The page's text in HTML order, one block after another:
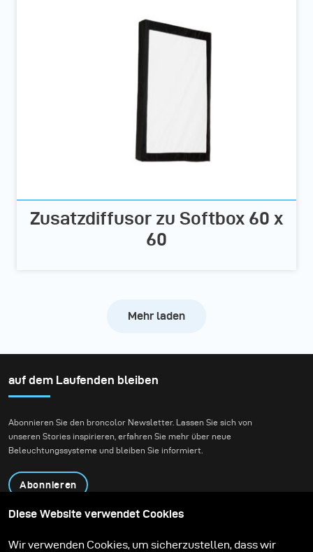
Zusatzdiffusor zu Softbox 60 x
60
Mehr laden
auf dem Laufenden bleiben
Abonnieren Sie den broncolor Newsletter. Lassen Sie sich von
unseren Stories inspirieren, erfahren Sie mehr über neue
Beleuchtungssysteme und bleiben Sie informiert.
Abonnieren
Kontakt
Technologien
Diese Website verwendet Cookies
Wir verwenden Cookies, um sicherzustellen, dass wir